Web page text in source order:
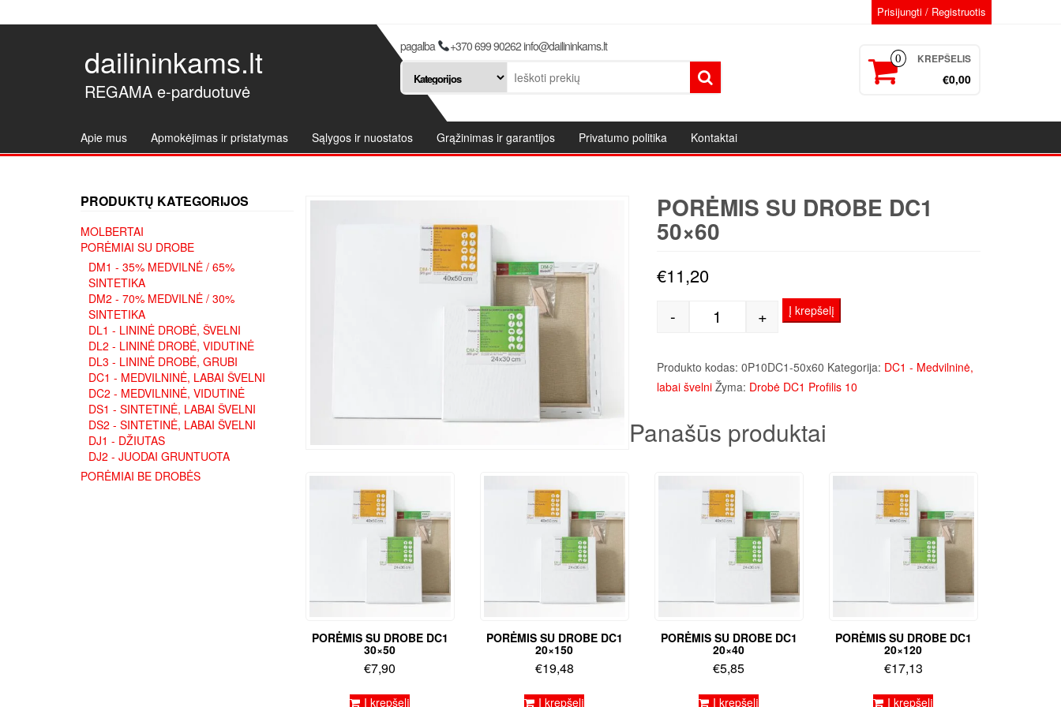
Prisijungti / Registruotis
dailininkams.lt
REGAMA e-parduotuvė
pagalba +370 699 90262 info@dailininkams.lt
0 KREPŠELIS
€0,00
Apie mus Apmokėjimas ir pristatymas Sąlygos ir nuostatos Grąžinimas ir garantijos Privatumo politika Kontaktai
PRODUKTŲ KATEGORIJOS
MOLBERTAI
PORĖMIAI SU DROBE
DM1 - 35% MEDVILNĖ / 65%
SINTETIKA
DM2 - 70% MEDVILNĖ / 30%
SINTETIKA
DL1 - LININĖ DROBĖ, ŠVELNI
DL2 - LININĖ DROBĖ, VIDUTINĖ
DL3 - LININĖ DROBĖ, GRUBI
DC1 - MEDVILNINĖ, LABAI ŠVELNI
DC2 - MEDVILNINĖ, VIDUTINĖ
DS1 - SINTETINĖ, LABAI ŠVELNI
DS2 - SINTETINĖ, LABAI ŠVELNI
DJ1 - DŽIUTAS
DJ2 - JUODAI GRUNTUOTA
PORĖMIAI BE DROBĖS
PORĖMIS SU DROBE DC1
50×60
€11,20
produkto kiekis: Porėmis su drobe DC1 50x60
- + Į krepšelį
Produkto kodas: 0P10DC1-50x60 Kategorija: DC1 - Medvilninė,
labai švelni Žyma: Drobė DC1 Profilis 10
Panašūs produktai
PORĖMIS SU DROBE DC1
30×50
€7,90
Į krepšelį
PORĖMIS SU DROBE DC1
20×150
€19,48
Į krepšelį
PORĖMIS SU DROBE DC1
20×40
€5,85
Į krepšelį
PORĖMIS SU DROBE DC1
20×120
€17,13
Į krepšelį